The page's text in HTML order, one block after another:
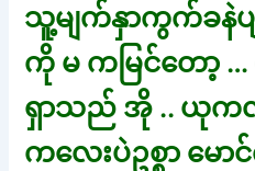
သူ့မျက်နှာကွက်ခနဲပ
ကို မ ကမြင်တော့ … ဖ
ရှာသည် အို .. ယု
ကလေးပဲဥစ္စာ မ